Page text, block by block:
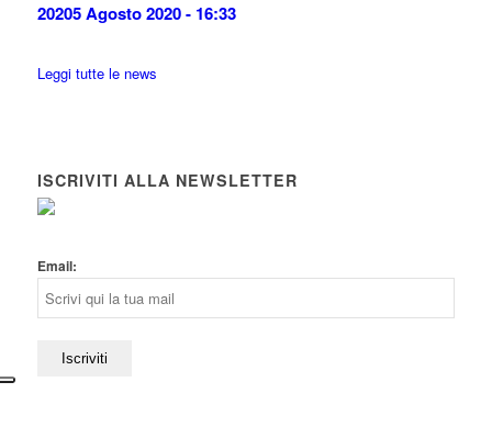
20205 Agosto 2020 - 16:33
Leggi tutte le news
ISCRIVITI ALLA NEWSLETTER
Email: